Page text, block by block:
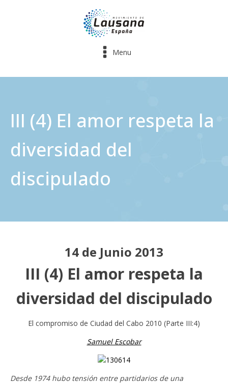
Menu
III (4) El amor respeta la
diversidad del
discipulado
14 de Junio 2013
III (4) El amor respeta la
diversidad del discipulado
El compromiso de Ciudad del Cabo 2010 (Parte III:4)
Samuel Escobar
Desde 1974 hubo tensión entre partidarios de una